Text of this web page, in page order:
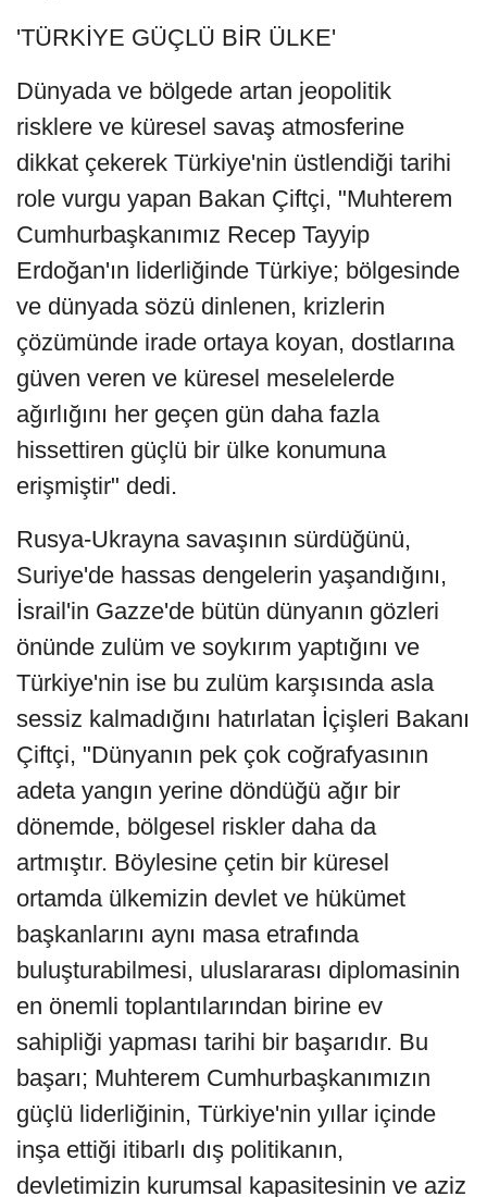
'TÜRKİYE GÜÇLÜ BİR ÜLKE'
Dünyada ve bölgede artan jeopolitik
risklere ve küresel savaş atmosferine
dikkat çekerek Türkiye'nin üstlendiği tarihi
role vurgu yapan Bakan Çiftçi, "Muhterem
Cumhurbaşkanımız Recep Tayyip
Erdoğan'ın liderliğinde Türkiye; bölgesinde
ve dünyada sözü dinlenen, krizlerin
çözümünde irade ortaya koyan, dostlarına
güven veren ve küresel meselelerde
ağırlığını her geçen gün daha fazla
hissettiren güçlü bir ülke konumuna
erişmiştir" dedi.
Rusya-Ukrayna savaşının sürdüğünü,
Suriye'de hassas dengelerin yaşandığını,
İsrail'in Gazze'de bütün dünyanın gözleri
önünde zulüm ve soykırım yaptığını ve
Türkiye'nin ise bu zulüm karşısında asla
sessiz kalmadığını hatırlatan İçişleri Bakanı
Çiftçi, "Dünyanın pek çok coğrafyasının
adeta yangın yerine döndüğü ağır bir
dönemde, bölgesel riskler daha da
artmıştır. Böylesine çetin bir küresel
ortamda ülkemizin devlet ve hükümet
başkanlarını aynı masa etrafında
buluşturabilmesi, uluslararası diplomasinin
en önemli toplantılarından birine ev
sahipliği yapması tarihi bir başarıdır. Bu
başarı; Muhterem Cumhurbaşkanımızın
güçlü liderliğinin, Türkiye'nin yıllar içinde
inşa ettiği itibarlı dış politikanın,
devletimizin kurumsal kapasitesinin ve aziz